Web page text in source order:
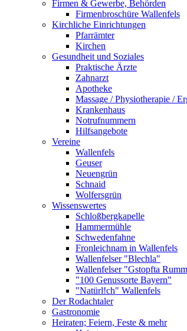
Firmen & Gewerbe, Behörden
Firmenbroschüre Wallenfels
Kirchliche Einrichtungen
Pfarrämter
Kirchen
Gesundheit und Soziales
Praktische Ärzte
Zahnarzt
Apotheke
Massage / Physiotherapie /
Krankenhaus
Notrufnummern
Hilfsangebote
Vereine
Wallenfels
Geuser
Neuengrün
Schnaid
Wolfersgrün
Wissenswertes
Schloßbergkapelle
Hammermühle
Schwedenfahne
Fronleichnam in Wallenfels
Wallenfelser "Blechla"
Wallenfelser "Gstopfta
"100 Genussorte Bayern"
"Natürl!ch" Wallenfels
Der Rodachtaler
Gastronomie
Heiraten; Feiern, Feste & mehr